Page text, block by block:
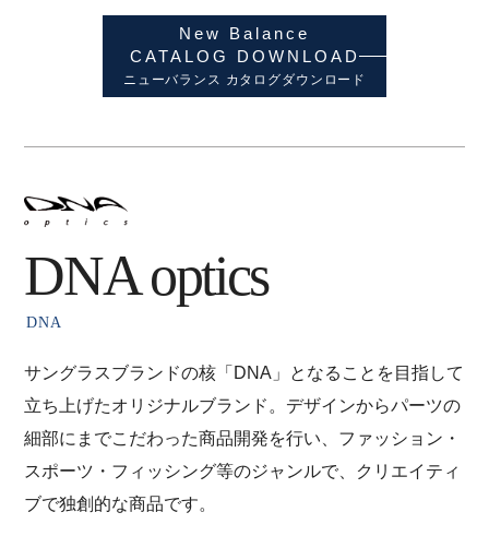
New Balance
CATALOG DOWNLOAD
ニューバランス カタログダウンロード
DNA optics
DNA
サングラスブランドの核「DNA」となることを目指して
立ち上げたオリジナルブランド。デザインからパーツの
細部にまでこだわった商品開発を行い、ファッション・
スポーツ・フィッシング等のジャンルで、クリエイティ
ブで独創的な商品です。